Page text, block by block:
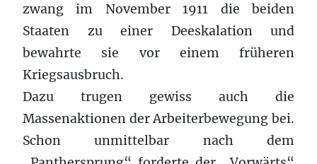
zwang im November 1911 die beiden
Staaten zu einer Deeskalation und
bewahrte sie vor einem früheren
Kriegsausbruch.
Dazu trugen gewiss auch die
Massenaktionen der Arbeiterbewegung bei.
Schon unmittelbar nach dem